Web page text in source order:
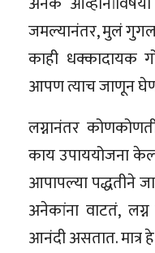
जमल्यानंतर, मुलं
काही धक्कादायक
आपण त्याच जाणून
लग्नानंतर
काय उपाययोजना
आपापल्या पद्धतीने
अनेकांना वाटतं,
आनंदी असतात. मात्र